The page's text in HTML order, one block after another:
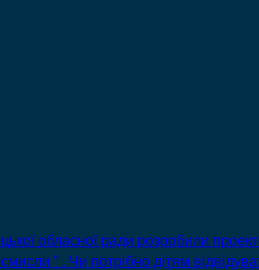
обласної ради розробили
” . Чи потрібно дітям